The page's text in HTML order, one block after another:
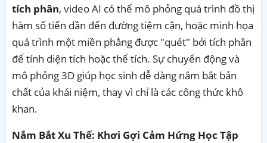
tích phân, video AI có thể mô phỏng quá trình đồ thị
hàm số tiến dần đến đường tiệm cận, hoặc minh họa
quá trình một miền phẳng được "quét" bởi tích phân
để tính diện tích hoặc thể tích. Sự chuyển động và
mô phỏng 3D giúp học sinh dễ dàng nắm bắt bản
chất của khái niệm, thay vì chỉ là các công thức khô
khan.
Nắm Bắt Xu Thế: Khơi Gợi Cảm Hứng Học Tập